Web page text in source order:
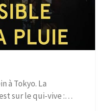
à Tokyo. La
sur le qui-vive :